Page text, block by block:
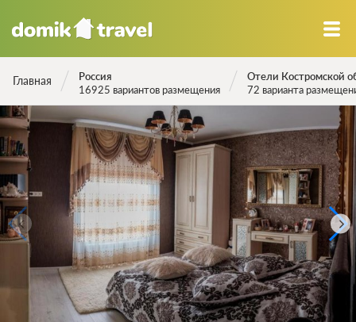
Главная
Россия
16925 вариантов размещения
Отели Костромской
72 варианта